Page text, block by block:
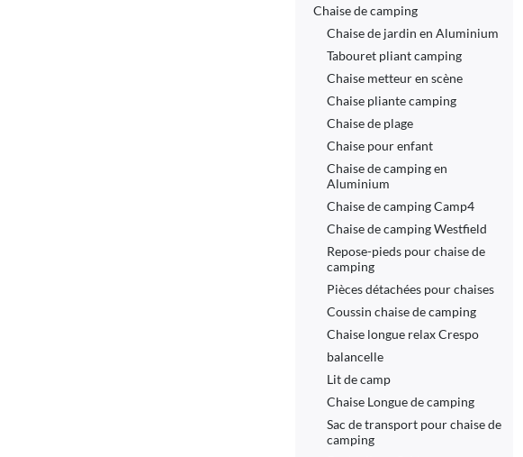
Chaise de camping
Chaise de jardin en Aluminium
Tabouret pliant camping
Chaise metteur en scène
Chaise pliante camping
Chaise de plage
Chaise pour enfant
Chaise de camping en
Aluminium
Chaise de camping Camp4
Chaise de camping Westfield
Repose-pieds pour chaise de
camping
Pièces détachées pour chaises
Coussin chaise de camping
Chaise longue relax Crespo
balancelle
Lit de camp
Chaise Longue de camping
Sac de transport pour chaise de
camping